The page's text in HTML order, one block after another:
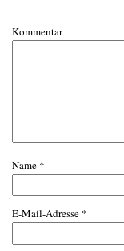
Kommentar
Name *
E-Mail-Adresse *